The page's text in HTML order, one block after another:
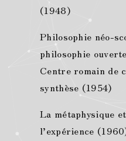
(1948)
Philosophie néo-
philosophie
Centre romain de
synthèse (1954)
La métaphysique
l’expérience